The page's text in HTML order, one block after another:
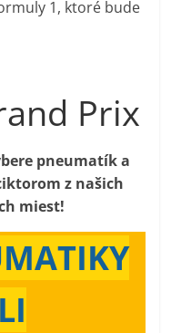
1, ktoré bude
Prix
pneumatík a
z našich
miest!